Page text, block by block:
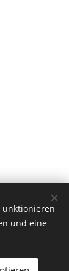
e.V.
und eine